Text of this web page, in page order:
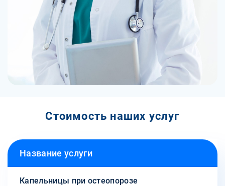
Стоимость наших услуг
Название услуги
Капельницы при остеопорозе